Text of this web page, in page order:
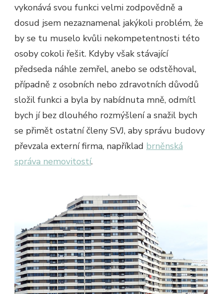
vykonává svou funkci velmi zodpovědně a
dosud jsem nezaznamenal jakýkoli problém, že
by se tu muselo kvůli nekompetentnosti této
osoby cokoli řešit. Kdyby však stávající
předseda náhle zemřel, anebo se odstěhoval,
případně z osobních nebo zdravotních důvodů
složil funkci a byla by nabídnuta mně, odmítl
bych jí bez dlouhého rozmýšlení a snažil bych
se přimět ostatní členy SVJ, aby správu budovy
převzala externí firma, například brněnská
správa nemovitostí.